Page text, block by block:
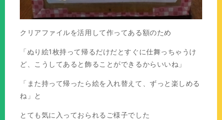
クリアファイルを活用して作ってある額のため
「ぬり絵1枚持って帰るだけだとすぐに仕舞っちゃうけ
ど、こうしてあると飾ることができるからいいね」
「また持って帰ったら絵を入れ替えて、ずっと楽しめる
ね」と
とても気に入っておられるご様子でした